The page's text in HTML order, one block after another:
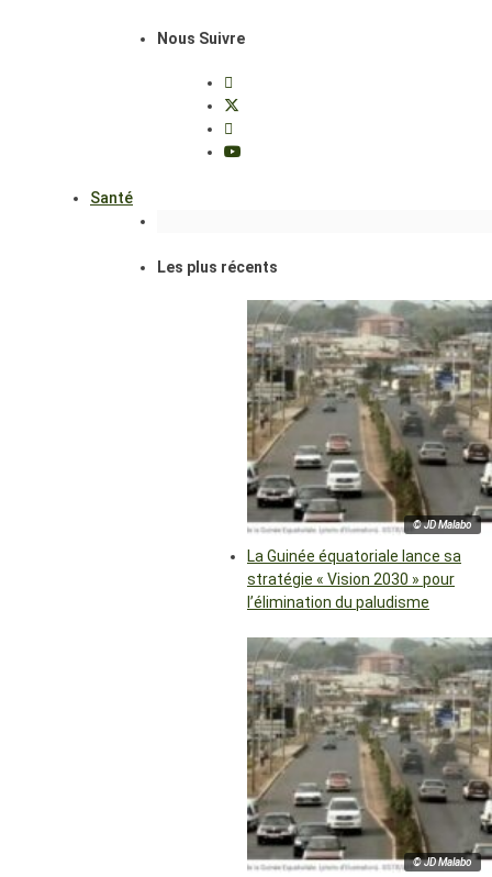
Nous Suivre
Santé
Les plus récents
© JD Malabo
La Guinée équatoriale lance sa
stratégie « Vision 2030 » pour
l’élimination du paludisme
© JD Malabo